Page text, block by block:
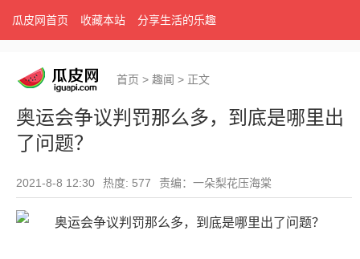
瓜皮网首页 收藏本站 分享生活的乐趣
首页 > 趣闻 > 正文
奥运会争议判罚那么多，到底是哪里出
了问题？
2021-8-8 12:30 热度: 577 责编：一朵梨花压海棠